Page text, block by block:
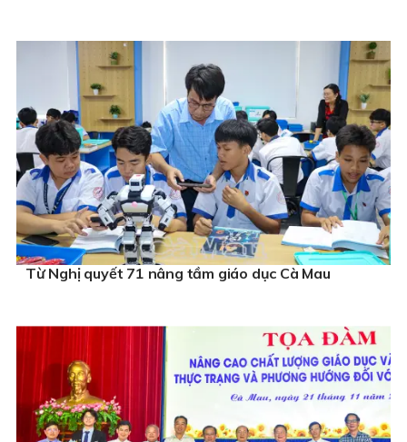
Từ Nghị quyết 71 nâng tầm giáo dục Cà Mau